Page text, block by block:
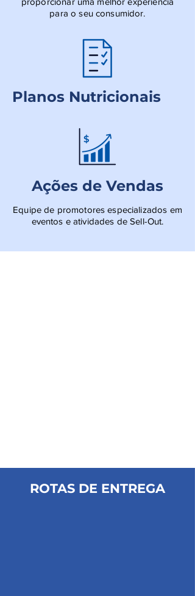
para o seu consumidor.
Planos Nutricionais
Ações de Vendas
Equipe de promotores especializados em
eventos e atividades de Sell-Out.
ROTAS DE ENTREGA